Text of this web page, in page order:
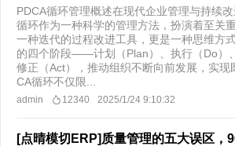
PDCA循环管理概述在现代企业管理与持续
循环作为一种科学的管理方法，扮演着至关
一种迭代的过程改进工具，更是一种思维方
的四个阶段——计划（Plan）、执行（Do）
修正（Act），推动组织不断向前发展，实现
CA循环不仅限...
admin 12340 2025/1/24 9:10:32
[点晴模切ERP]质量管理的五大误区，